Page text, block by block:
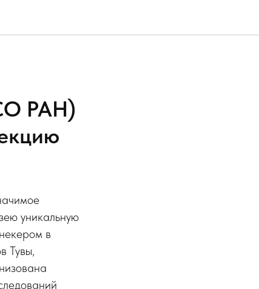
РАН)
уникальную
в
Тувы,